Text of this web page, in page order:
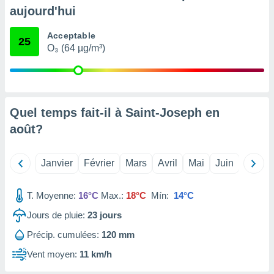
ou
de la
non
notre
le
en
aujourd'hui
25 Acceptable
O₃ (64 µg/m³)
Quel temps fait-il à Saint-Joseph en
août?
Janvier Février Mars Avril Mai Juin Juillet
T. Moyenne: 16°C Max.: 18°C Mín: 14°C
Jours de pluie: 23 jours
Précip. cumulées: 120 mm
Vent moyen: 11 km/h